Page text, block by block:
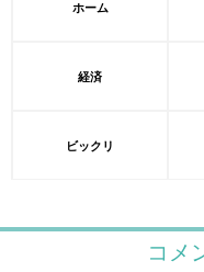
ホーム
経済
ビックリ